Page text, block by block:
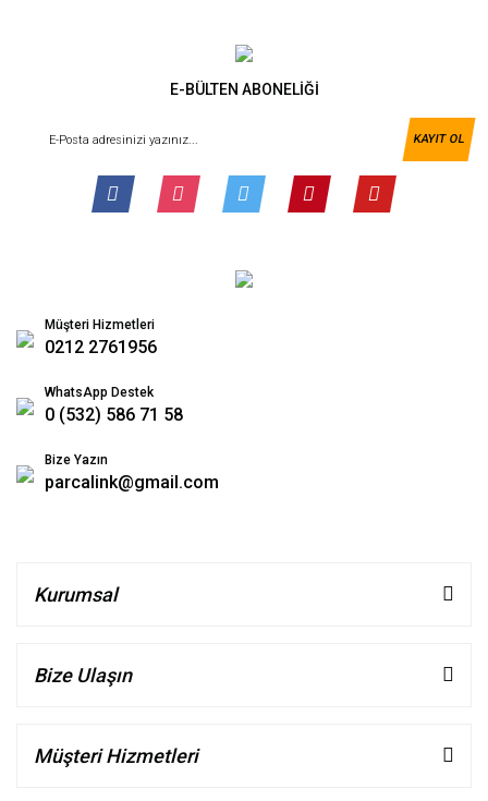
E-BÜLTEN ABONELİĞİ
KAYIT OL
Müşteri Hizmetleri
0212 2761956
WhatsApp Destek
0 (532) 586 71 58
Bize Yazın
parcalink@gmail.com
Kurumsal
Bize Ulaşın
Müşteri Hizmetleri